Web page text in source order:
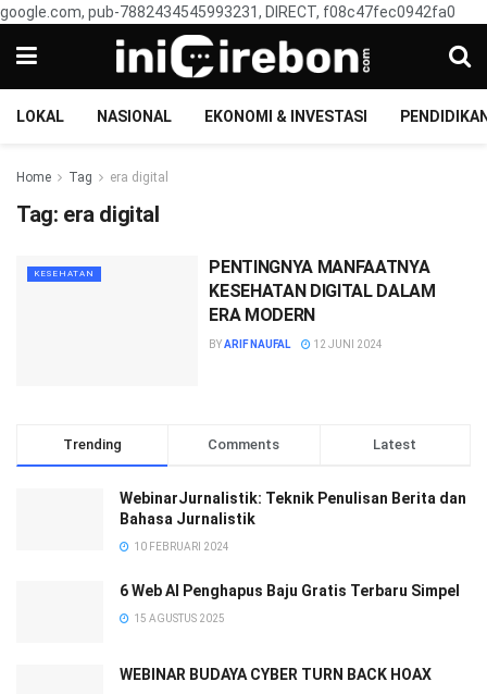
google.com, pub-7882434545993231, DIRECT, f08c47fec0942fa0
LOKAL NASIONAL EKONOMI & INVESTASI
Home Tag era digital
Tag: era digital
KESEHATAN
PENTINGNYA MANFAATNYA
KESEHATAN DIGITAL DALAM
ERA MODERN
BYARIF NAUFAL 12 JUNI 2024
Trending Comments Latest
WebinarJurnalistik: Teknik Penulisan Berita dan
Bahasa Jurnalistik
10 FEBRUARI 2024
6 Web AI Penghapus Baju Gratis Terbaru Simpel
15 AGUSTUS 2025
WEBINAR BUDAYA CYBER TURN BACK HOAX